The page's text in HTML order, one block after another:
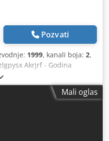
Pozvati
1999, kanali boja: 2,
Akrjrf - Godina
primeraka: 57
sa Baldvinom; -
gumenih i cilindričnih
za nanošenje praha; -
bez oštećenja. Mašina je u
Mali oglas